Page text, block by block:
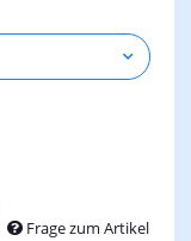
Frage zum Artikel